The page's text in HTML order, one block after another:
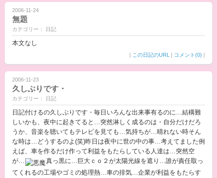
2006-11-24
無題
カテゴリー： 日記
本文なし
| この日記のURL | コメント(0) |
2006-11-23
久しぶりです・
カテゴリー： 日記
日記付けるの久しぶりです・毎日いろんな出来事有るのに…結構難
しいかも、夜中に起きてると…突然淋しく成るのは・自分だけだろ
うか、音楽を聴いてもテレビを見ても…気持ちが…晴れない時そん
な時は…どうするのよ(笑)昨日は夜中に世の中の事…考えてました例
えば、車を作るだけ作って利益をもたらしている人達は…突然空
が…
真っ黒に…巨大ｃｏ２が太陽光線を遮り…誰が責任取っ
てくれるの工場やゴミの処理熱…車の排気…企業が利益をもたらす